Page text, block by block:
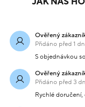
Ověřený
Přidáno před 1
S objednávkou
Ověřený
Přidáno před 3
Rychlé